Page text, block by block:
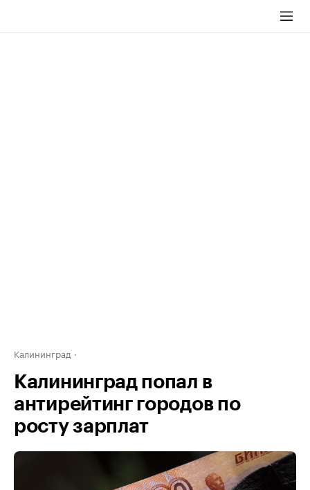
Калининград
Калининград попал в
антирейтинг городов по
росту зарплат